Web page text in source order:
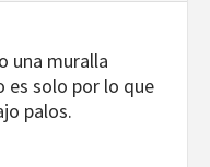
una muralla
es solo por lo que
palos.